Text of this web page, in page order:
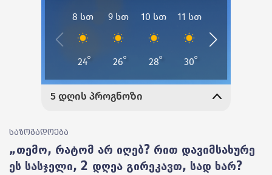
საზოგადოება
„თემო, რატომ არ იღებ? რით დავიმსახურე
ეს სასჯელი, 2 დღეა გირეკავთ, სად ხარ?